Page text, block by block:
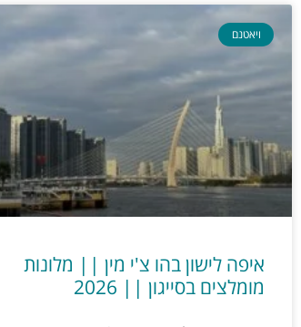
ויאטנם
איפה לישון בהו צ'י מין || מלונות
מומלצים בסייגון || 2026